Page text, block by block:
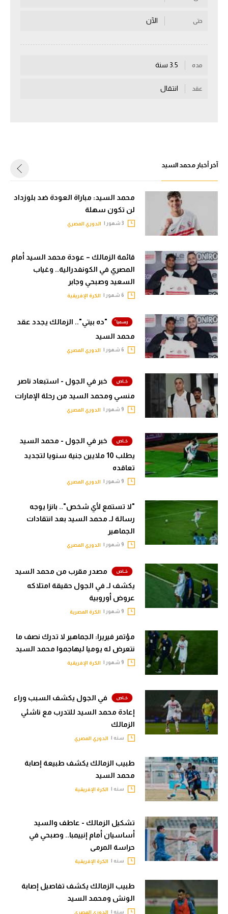
القسم الثاني
كرة طائرة
الوطن العربي
في المونديال
رياضة نسائية
أمريكا
ركن الألعاب
أقسام خاصة
Gamers
ميركاتو
تقرير في الجول
تحليل في الجول
كويز في الجول
فيديو في الجول
حتى الآن
مده
عقد انتقال
آخر أخبار محمد السيد
محمد السيد: مباراة العودة ضد بلوزداد
لن تكون سهلة
الدوري المصري
قائمة الزمالك – عودة محمد السيد أمام
المصري في الكونفدرالية.. وغياب
السعيد وصبحي وجابر
الكرة الإفريقية
"ده بيتي".. الزمالك يجدد عقد
محمد السيد
الدوري المصري
خبر في الجول - استبعاد ناصر
منسي ومحمد السيد من رحلة الإمارات
الدوري المصري
خبر في الجول - محمد السيد
يطلب 10 ملايين جنية سنويا لتجديد
تعاقده
الدوري المصري
"لا تستمع لأي شخص".. بانزا يوجه
رسالة لـ محمد السيد بعد انتقادات
الجماهير
الدوري المصري
مصدر مقرب من محمد السيد
يكشف لـ في الجول حقيقة امتلاكه
عروض أوروبية
الكرة المصرية
مؤتمر فيريرا: الجماهير لا تدرك نصف ما
نتعرض له يوميا ليهاجموا محمد السيد
الكرة الإفريقية
في الجول يكشف السبب وراء
إعادة محمد السيد للتدرب مع ناشئي
الزمالك
سنه | الدوري المصري
طبيب الزمالك يكشف طبيعة إصابة
محمد السيد
سنه | الكرة الإفريقية
تشكيل الزمالك - عاطف والسيد
أساسيان أمام إنييمبا.. وصبحي في
حراسة المرمى
سنه | الكرة الإفريقية
طبيب الزمالك يكشف تفاصيل إصابة
الونش ومحمد السيد
سنه | الدوري المصري